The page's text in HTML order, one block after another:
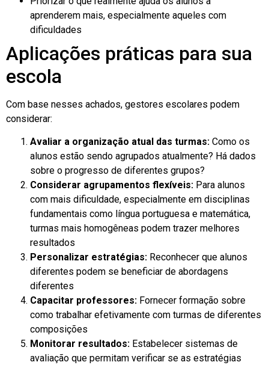
aprenderem mais, especialmente aqueles com
dificuldades
Aplicações práticas para sua
escola
Com base nesses achados, gestores escolares podem
considerar:
Avaliar a organização atual das turmas: Como os
alunos estão sendo agrupados atualmente? Há dados
sobre o progresso de diferentes grupos?
Considerar agrupamentos flexíveis: Para alunos
com mais dificuldade, especialmente em disciplinas
fundamentais como língua portuguesa e matemática,
turmas mais homogêneas podem trazer melhores
resultados
Personalizar estratégias: Reconhecer que alunos
diferentes podem se beneficiar de abordagens
diferentes
Capacitar professores: Fornecer formação sobre
como trabalhar efetivamente com turmas de diferentes
composições
Monitorar resultados: Estabelecer sistemas de
avaliação que permitam verificar se as estratégias